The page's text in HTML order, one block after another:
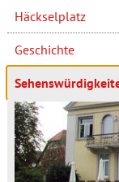
Häckselplatz
Geschichte